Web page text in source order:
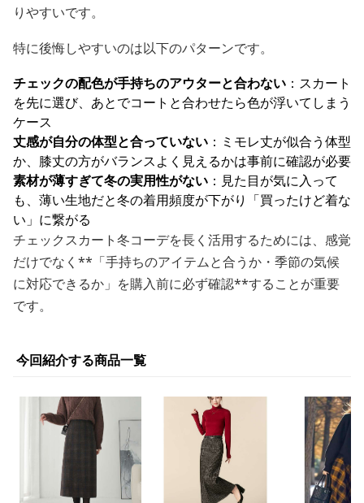
りやすいです。
特に後悔しやすいのは以下のパターンです。
チェックの配色が手持ちのアウターと合わない ：スカート
を先に選び、あとでコートと合わせたら色が浮いてしまう
ケース
丈感が自分の体型と合っていない ：ミモレ丈が似合う体型
か、膝丈の方がバランスよく見えるかは事前に確認が必要
素材が薄すぎて冬の実用性がない ：見た目が気に入って
も、薄い生地だと冬の着用頻度が下がり「買ったけど着な
い」に繋がる
チェックスカート冬コーデを長く活用するためには、感覚
だけでなく**「手持ちのアイテムと合うか・季節の気候
に対応できるか」を購入前に必ず確認**することが重要
です。
今回紹介する商品一覧